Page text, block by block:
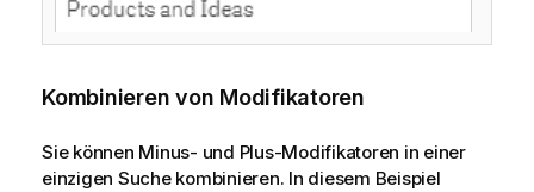
Kombinieren von Modifikatoren
Sie können Minus- und Plus-Modifikatoren in einer
einzigen Suche kombinieren. In diesem Beispiel